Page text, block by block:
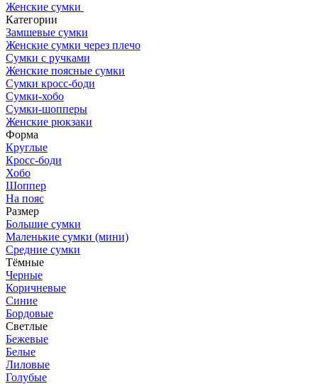
Женские сумки
Категории
Замшевые сумки
Женские сумки через плечо
Сумки с ручками
Женские поясные сумки
Сумки кросс-боди
Сумки-хобо
Сумки-шопперы
Женские рюкзаки
Форма
Круглые
Кросс-боди
Хобо
Шоппер
На пояс
Размер
Большие сумки
Маленькие сумки (мини)
Средние сумки
Тёмные
Черные
Коричневые
Синие
Бордовые
Светлые
Бежевые
Белые
Лиловые
Голубые